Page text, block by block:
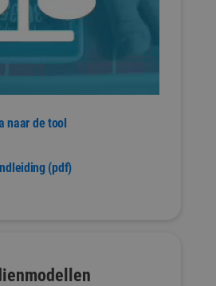
naar de tool
(pdf)